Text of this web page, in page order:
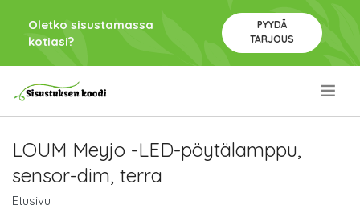
Oletko sisustamassa
kotiasi?
PYYDÄ
TARJOUS
LOUM Meyjo -LED-pöytälamppu,
sensor-dim, terra
Etusivu